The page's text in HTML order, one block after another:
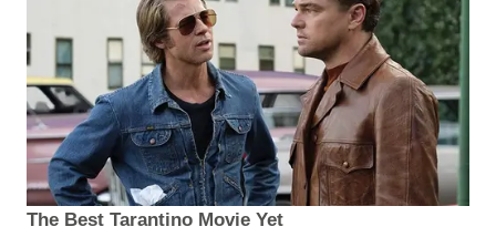
The Best Tarantino Movie Yet